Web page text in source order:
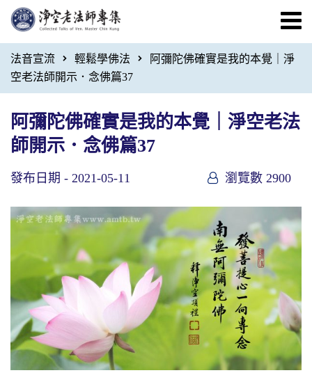
法音宣流 輕鬆學佛法
阿彌陀佛確實是我的本覺｜淨
空老法師開示．念佛篇37
阿彌陀佛確實是我的本覺｜淨空老法
師開示．念佛篇37
發布日期 - 2021-05-11 瀏覽數 2900